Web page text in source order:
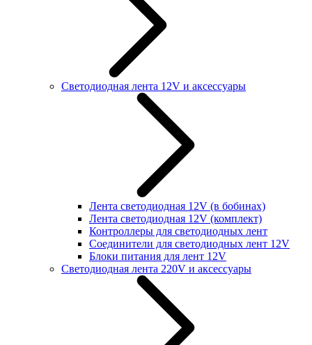
Светодиодная лента 12V и аксессуары
Лента светодиодная 12V (в бобинах)
Лента светодиодная 12V (комплект)
Контроллеры для светодиодных лент
Соединители для светодиодных лент 12V
Блоки питания для лент 12V
Светодиодная лента 220V и аксессуары